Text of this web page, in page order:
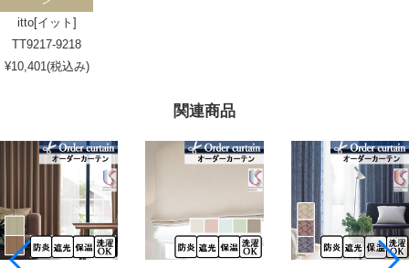
関連商品
itto[イット]
TT9217-9218
¥10,401(税込み)